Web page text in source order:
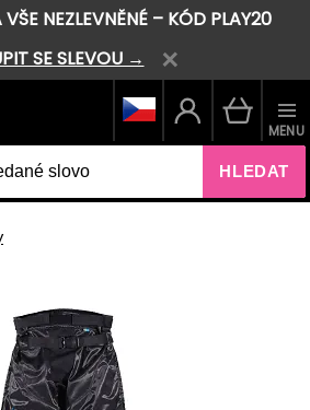
VŠE NEZLEVNĚNÉ – KÓD PLAY20
SE SLEVOU →
HLEDAT
MENU